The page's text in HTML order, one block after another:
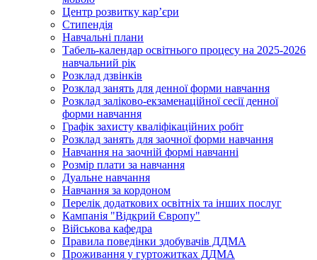
Центр розвитку кар’єри
Стипендія
Навчальні плани
Табель-календар освітнього процесу на 2025-2026
навчальний рік
Розклад дзвінків
Розклад занять для денної форми навчання
Розклад заліково-екзаменаційної сесії денної
форми навчання
Графік захисту кваліфікаційних робіт
Розклад занять для заочної форми навчання
Навчання на заочній формі навчанні
Розмір плати за навчання
Дуальне навчання
Навчання за кордоном
Перелік додаткових освітніх та інших послуг
Кампанія "Відкрий Європу"
Військова кафедра
Правила поведінки здобувачів ДДМА
Проживання у гуртожитках ДДМА